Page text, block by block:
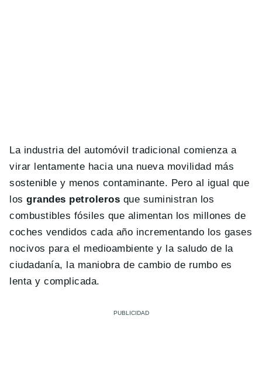
La industria del automóvil tradicional comienza a
virar lentamente hacia una nueva movilidad más
sostenible y menos contaminante. Pero al igual que
losgrandes petroleros que suministran los
combustibles fósiles que alimentan los millones de
coches vendidos cada año incrementando los gases
nocivos para el medioambiente y la saludo de la
ciudadanía, la maniobra de cambio de rumbo es
lenta y complicada.